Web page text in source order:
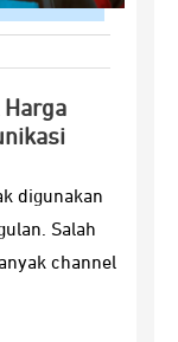
digunakan
Salah
channel